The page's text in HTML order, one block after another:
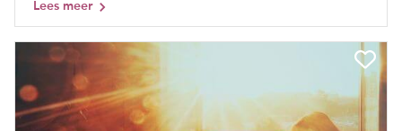
Lees meer